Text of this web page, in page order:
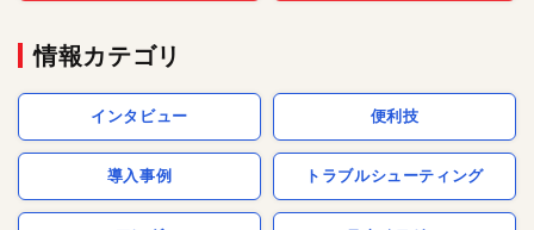
情報カテゴリ
インタビュー 便利技
導入事例 トラブルシューティング